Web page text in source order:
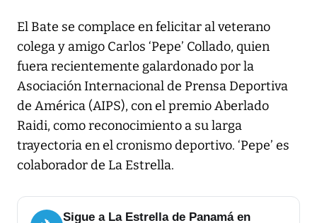
El Bate se complace en felicitar al veterano
colega y amigo Carlos ‘Pepe’ Collado, quien
fuera recientemente galardonado por la
Asociación Internacional de Prensa Deportiva
de América (AIPS), con el premio Aberlado
Raidi, como reconocimiento a su larga
trayectoria en el cronismo deportivo. ‘Pepe’ es
colaborador de La Estrella.
Sigue a La Estrella de Panamá en